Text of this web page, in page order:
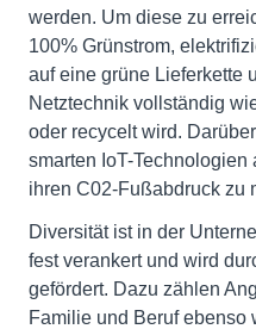
werden. Um diese zu
100% Grünstrom,
auf eine grüne Lieferkette
Netztechnik vollständig
oder recycelt wird.
smarten IoT-
ihren C02-Fußabdruck zu
Diversität ist in der
fest verankert und wird
gefördert. Dazu zählen
Familie und Beruf ebenso